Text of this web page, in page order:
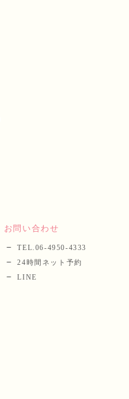
お問い合わせ
TEL.06-4950-4333
24時間ネット予約
LINE